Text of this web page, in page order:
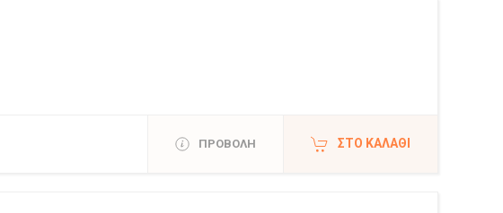
ΠΡΟΒΟΛΗ ΣΤΟ ΚΑΛΆΘΙ